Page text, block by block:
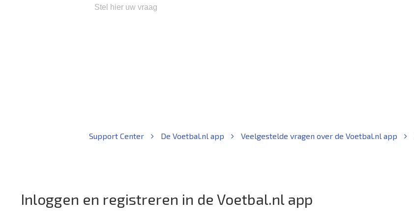
Support Center De Voetbal.nl app Veelgestelde vragen over de Voetbal.nl app
Inloggen en registreren in de Voetbal.nl app